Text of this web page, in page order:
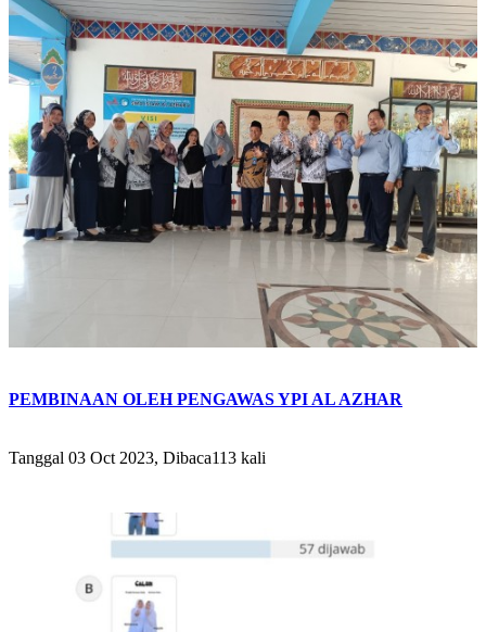
PEMBINAAN OLEH PENGAWAS YPI AL AZHAR
Tanggal 03 Oct 2023, Dibaca113 kali